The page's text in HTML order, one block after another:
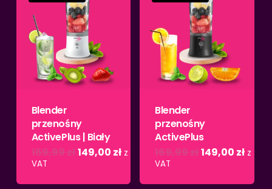
Wróć do sklepu
Blender
przenośny
ActivePlus | Biały
169,99złPierwotna
cena
169,99 zł.
149,00 złAktualna
wynosi:
149,00 zł.
z
VAT
Blender
przenośny
ActivePlus
169,99złPierwotna
cena
169,99 zł.
149,00 zł z
VAT